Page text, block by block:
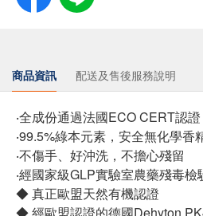
商品資訊 配送及售後服務說明
‧全成份通過法國ECO CERT認證
‧99.5%綠本元素，安全無化學香
‧不傷手、好沖洗，不擔心殘留
‧經國家級GLP實驗室農藥殘毒檢
◆ 真正歐盟天然有機認證
◆ 經歐盟認證的德國Dehyton